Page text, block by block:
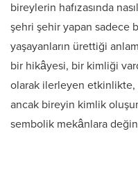
bireylerin hafızasında
şehri şehir yapan sadece
yaşayanların ürettiği
bir hikâyesi, bir kimliği
olarak ilerleyen
ancak bireyin kimlik
sembolik mekânlara